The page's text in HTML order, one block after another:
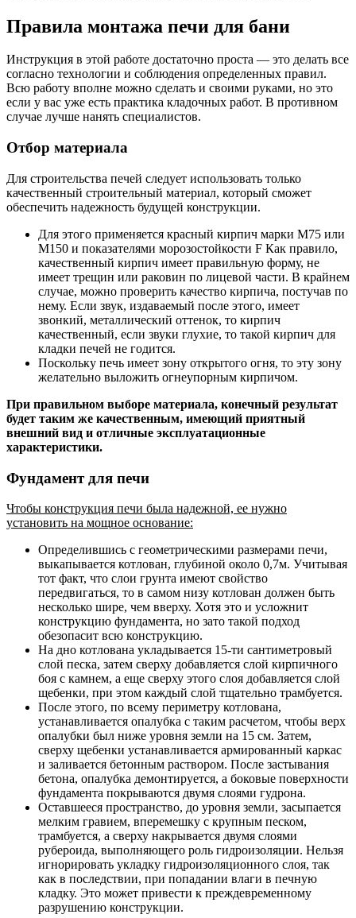
Правила монтажа печи для бани
Инструкция в этой работе достаточно проста — это делать все
согласно технологии и соблюдения определенных правил.
Всю работу вполне можно сделать и своими руками, но это
если у вас уже есть практика кладочных работ. В противном
случае лучше нанять специалистов.
Отбор материала
Для строительства печей следует использовать только
качественный строительный материал, который сможет
обеспечить надежность будущей конструкции.
Для этого применяется красный кирпич марки М75 или
М150 и показателями морозостойкости F Как правило,
качественный кирпич имеет правильную форму, не
имеет трещин или раковин по лицевой части. В крайнем
случае, можно проверить качество кирпича, постучав по
нему. Если звук, издаваемый после этого, имеет
звонкий, металлический оттенок, то кирпич
качественный, если звуки глухие, то такой кирпич для
кладки печей не годится.
Поскольку печь имеет зону открытого огня, то эту зону
желательно выложить огнеупорным кирпичом.
При правильном выборе материала, конечный результат
будет таким же качественным, имеющий приятный
внешний вид и отличные эксплуатационные
характеристики.
Фундамент для печи
Чтобы конструкция печи была надежной, ее нужно
установить на мощное основание:
Определившись с геометрическими размерами печи,
выкапывается котлован, глубиной около 0,7м. Учитывая
тот факт, что слои грунта имеют свойство
передвигаться, то в самом низу котлован должен быть
несколько шире, чем вверху. Хотя это и усложнит
конструкцию фундамента, но зато такой подход
обезопасит всю конструкцию.
На дно котлована укладывается 15-ти сантиметровый
слой песка, затем сверху добавляется слой кирпичного
боя с камнем, а еще сверху этого слоя добавляется слой
щебенки, при этом каждый слой тщательно трамбуется.
После этого, по всему периметру котлована,
устанавливается опалубка с таким расчетом, чтобы верх
опалубки был ниже уровня земли на 15 см. Затем,
сверху щебенки устанавливается армированный каркас
и заливается бетонным раствором. После застывания
бетона, опалубка демонтируется, а боковые поверхности
фундамента покрываются двумя слоями гудрона.
Оставшееся пространство, до уровня земли, засыпается
мелким гравием, вперемешку с крупным песком,
трамбуется, а сверху накрывается двумя слоями
рубероида, выполняющего роль гидроизоляции. Нельзя
игнорировать укладку гидроизоляционного слоя, так
как в последствии, при попадании влаги в печную
кладку. Это может привести к преждевременному
разрушению конструкции.